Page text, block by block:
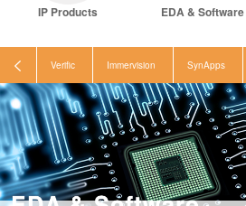
IP Products EDA & Software
Verific Immervision SynApps